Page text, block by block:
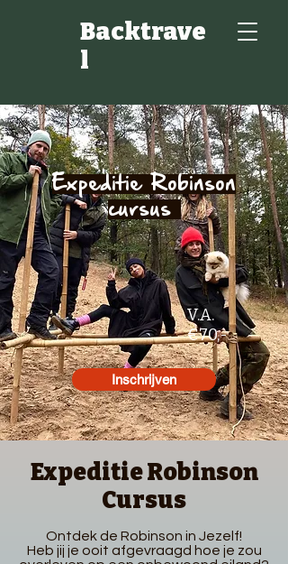
Backtrave
l
Expeditie Robinson
cursus
V.A.
€70,-
Inschrijven
Expeditie Robinson
Cursus
Ontdek de Robinson in Jezelf!
Heb jij je ooit afgevraagd hoe je zou